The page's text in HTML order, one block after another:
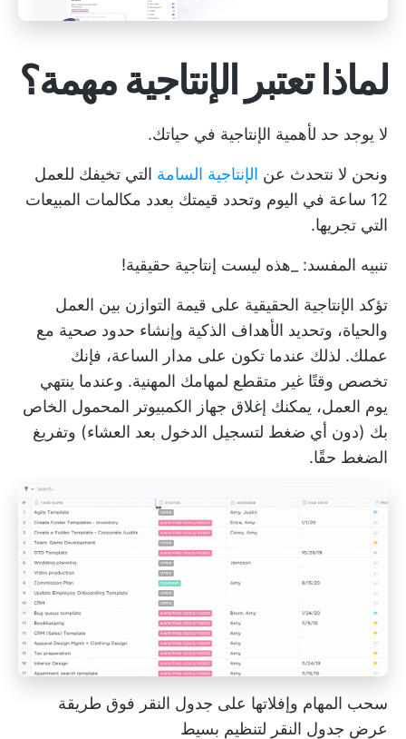
لماذا تعتبر الإنتاجية مهمة؟
لا يوجد حد لأهمية الإنتاجية في حياتك.
ونحن لا نتحدث عن الإنتاجية السامة التي تخيفك للعمل
12 ساعة في اليوم وتحدد قيمتك بعدد مكالمات المبيعات
التي تجريها.
تنبيه المفسد: _هذه ليست إنتاجية حقيقية!
تؤكد الإنتاجية الحقيقية على قيمة التوازن بين العمل
والحياة، وتحديد الأهداف الذكية وإنشاء حدود صحية مع
عملك. لذلك عندما تكون على مدار الساعة، فإنك
تخصص وقتًا غير متقطع لمهامك المهنية. وعندما ينتهي
يوم العمل، يمكنك إغلاق جهاز الكمبيوتر المحمول الخاص
بك (دون أي ضغط لتسجيل الدخول بعد العشاء) وتفريغ
الضغط حقًا.
سحب المهام وإفلاتها على جدول النقر فوق طريقة
عرض جدول النقر لتنظيم بسيط